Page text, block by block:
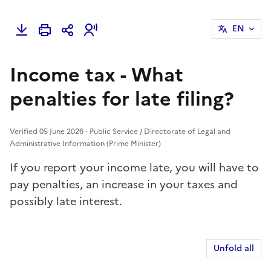
EN
Income tax - What
penalties for late filing?
Verified 05 June 2026 - Public Service / Directorate of Legal and
Administrative Information (Prime Minister)
If you report your income late, you will have to
pay penalties, an increase in your taxes and
possibly late interest.
Unfold all